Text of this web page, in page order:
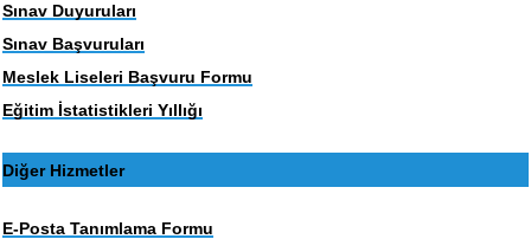
Sınav Duyuruları
Sınav Başvuruları
Meslek Liseleri Başvuru Formu
Eğitim İstatistikleri Yıllığı
Diğer Hizmetler
E-Posta Tanımlama Formu